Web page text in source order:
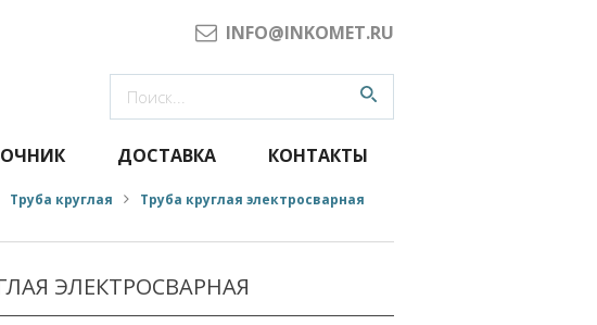
INFO@INKOMET.RU
ДОСТАВКА КОНТАКТЫ
Труба круглая
Труба круглая электросварная
ЭЛЕКТРОСВАРНАЯ